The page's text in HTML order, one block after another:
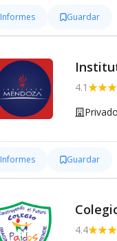
Informes Guardar
4.1
Privado
Informes Guardar
4.4